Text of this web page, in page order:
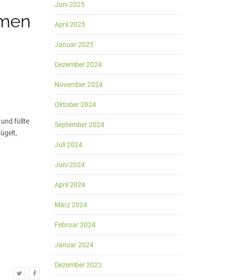
und füllte
Juni 2025
April 2025
Januar 2025
Dezember 2024
November 2024
Oktober 2024
September 2024
Juli 2024
Juni 2024
April 2024
März 2024
Februar 2024
Januar 2024
Dezember 2023